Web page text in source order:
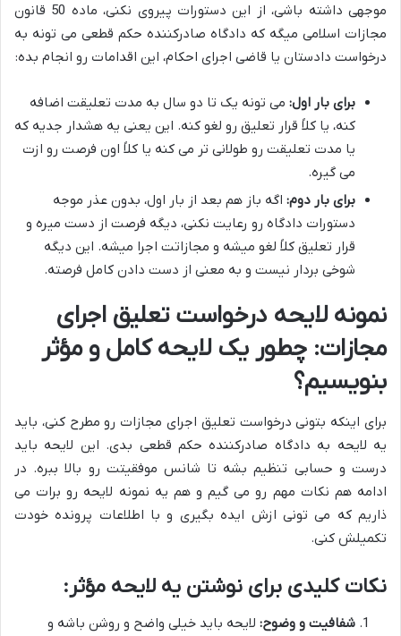
موجهی داشته باشی، از این دستورات پیروی نکنی، ماده 50 قانون
مجازات اسلامی میگه که دادگاه صادرکننده حکم قطعی می تونه به
درخواست دادستان یا قاضی اجرای احکام، این اقدامات رو انجام بده:
برای بار اول: می تونه یک تا دو سال به مدت تعلیقت اضافه
کنه، یا کلاً قرار تعلیق رو لغو کنه. این یعنی یه هشدار جدیه که
یا مدت تعلیقت رو طولانی تر می کنه یا کلاً اون فرصت رو ازت
می گیره.
برای بار دوم: اگه باز هم بعد از بار اول، بدون عذر موجه
دستورات دادگاه رو رعایت نکنی، دیگه فرصت از دست میره و
قرار تعلیق کلاً لغو میشه و مجازاتت اجرا میشه. این دیگه
شوخی بردار نیست و به معنی از دست دادن کامل فرصته.
نمونه لایحه درخواست تعلیق اجرای
مجازات: چطور یک لایحه کامل و مؤثر
بنویسیم؟
برای اینکه بتونی درخواست تعلیق اجرای مجازات رو مطرح کنی، باید
یه لایحه به دادگاه صادرکننده حکم قطعی بدی. این لایحه باید
درست و حسابی تنظیم بشه تا شانس موفقیتت رو بالا ببره. در
ادامه هم نکات مهم رو می گیم و هم یه نمونه لایحه رو برات می
ذاریم که می تونی ازش ایده بگیری و با اطلاعات پرونده خودت
تکمیلش کنی.
نکات کلیدی برای نوشتن یه لایحه مؤثر:
شفافیت و وضوح: لایحه باید خیلی واضح و روشن باشه و